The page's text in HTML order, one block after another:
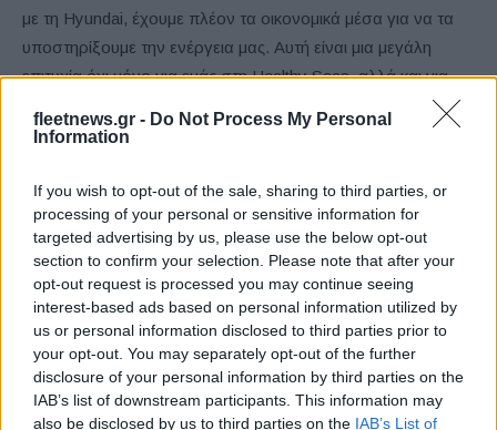
fleetnews.gr - Do Not Process My Personal
Information
If you wish to opt-out of the sale, sharing to third parties, or
processing of your personal or sensitive information for
targeted advertising by us, please use the below opt-out
section to confirm your selection. Please note that after your
opt-out request is processed you may continue seeing
interest-based ads based on personal information utilized by
us or personal information disclosed to third parties prior to
your opt-out. You may separately opt-out of the further
disclosure of your personal information by third parties on the
IAB’s list of downstream participants. This information may
also be disclosed by us to third parties on the IAB’s List of
με τη Hyundai, έχουμε πλέον τα οικονομικά μέσα για να τα
υποστηρίξουμε την ενέργεια μας. Αυτή είναι μια μεγάλη
επιτυχία όχι μόνο για εμάς στη Healthy Seas, αλλά και για
τους κατοίκους της Ιθάκης. Οι καθαρισμοί θα διαρκέσουν
περίπου μια εβδομάδα με τη συμμετοχή ομάδας 40 ατόμων,
συμπεριλαμβανομένων 20 δυτών”.
Η Ευρωπαϊκή Περιοδεία Αειφορίας της DAN Europe
Η DAN Europe διοργανώνει Ευρωπαϊκή Περιοδεία
Αειφορίας για την προώθηση ενός βιώσιμου τρόπου ζωής
και εταιρικής ευθύνης για την προστασία των ωκεανών και
των πλωτών οδών σε όλη την Ευρώπη. Οι δραστηριότητές
τους υποστηρίζουν καθαρούς και υγιείς ωκεανούς και